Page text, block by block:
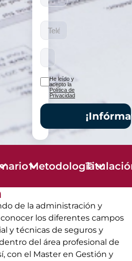
He leído y
acepto la
Política de
Privacidad
Metodología
de la administración y
los diferentes campos
y técnicas de seguros y
del área profesional de
con el Master en Gestión y